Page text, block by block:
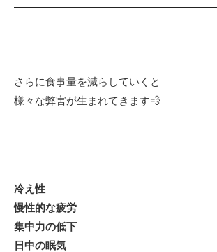
さらに食事量を減らしていくと
様々な弊害が生まれてきます💨
冷え性
慢性的な疲労
集中力の低下
日中の眠気